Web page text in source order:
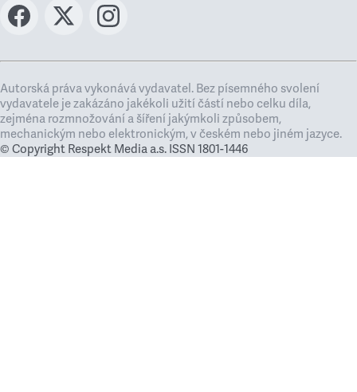
Autorská práva vykonává vydavatel. Bez písemného svolení
vydavatele je zakázáno jakékoli užití částí nebo celku díla,
zejména rozmnožování a šíření jakýmkoli způsobem,
mechanickým nebo elektronickým, v českém nebo jiném jazyce.
© Copyright Respekt Media a.s. ISSN 1801-1446